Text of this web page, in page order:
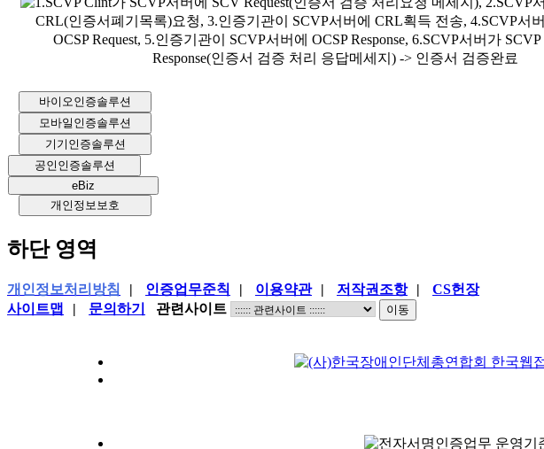
바이오인증솔루션
모바일인증솔루션
기기인증솔루션
공인인증솔루션
eBiz
개인정보보호
하단 영역
개인정보처리방침 | 인증업무준칙 | 이용약관 | 저작권조항 |
CS헌장
사이트맵
| 문의하기 관련사이트